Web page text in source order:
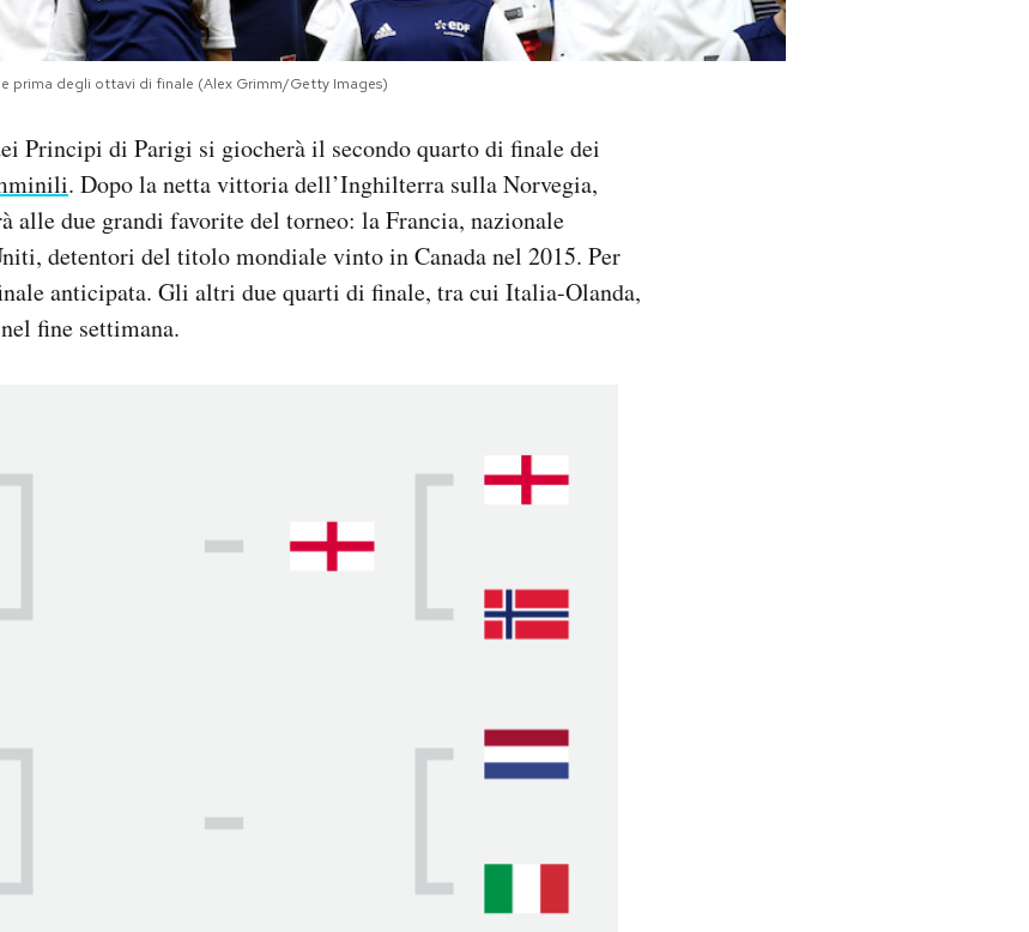
prima degli ottavi di finale (Alex Grimm/Getty Images)
Principi di Parigi si giocherà il secondo quarto di finale dei
. Dopo la netta vittoria dell’Inghilterra sulla Norvegia,
alle due grandi favorite del torneo: la Francia, nazionale
detentori del titolo mondiale vinto in Canada nel 2015. Per
anticipata. Gli altri due quarti di finale, tra cui Italia-Olanda,
fine settimana.